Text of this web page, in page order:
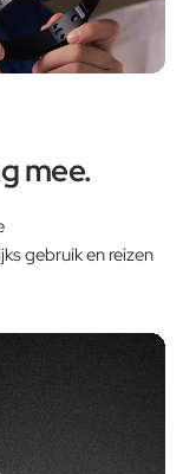
mee.
gebruik en reizen